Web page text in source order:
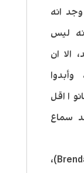
وقد وجد انه
ليس
الا ان
اقل
سماع
وقال بريندان نيهان (Brendan Nyhan)،